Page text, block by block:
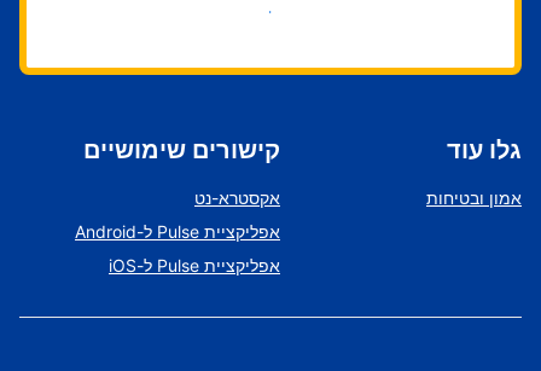
בואו נתחיל
גלו עוד
אמון ובטיחות
קישורים שימושיים
אקסטרא-נט
אפליקציית Pulse ל-Android
אפליקציית Pulse ל-iOS